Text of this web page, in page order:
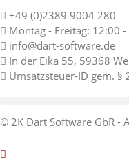
+49 (0)2389 9004 280
Montag - Freitag: 12:00
info@dart-software.de
In der Eika 55, 59368
Umsatzsteuer-ID gem. §
© 2K Dart Software GbR -